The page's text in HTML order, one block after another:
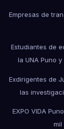
Empresas de
Estudiantes de
la UNA Puno
Exdirigentes de
las
EXPO VIDA